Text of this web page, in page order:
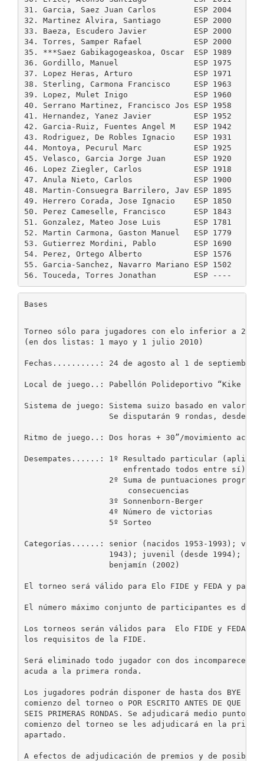
31. Garcia, Saez Juan Carlos        ESP 2004
32. Martinez Alvira, Santiago       ESP 2000
33. Baeza, Escudero Javier          ESP 2000
34. Torres, Samper Rafael           ESP 2000
35. ***Saez Gabikagogeaskoa, Oscar  ESP 1989
36. Gordillo, Manuel                ESP 1975
37. Lopez Heras, Arturo             ESP 1971
38. Sterling, Carmona Francisco     ESP 1963
39. Lopez, Mulet Inigo              ESP 1960
40. Serrano Martinez, Francisco Jos ESP 1958
41. Hernandez, Yanez Javier         ESP 1952
42. Garcia-Ruiz, Fuentes Angel M    ESP 1942
43. Rodriguez, De Robles Ignacio    ESP 1931
44. Montoya, Pecurul Marc           ESP 1925
45. Velasco, Garcia Jorge Juan      ESP 1920
46. Lopez Ziegler, Carlos           ESP 1918
47. Anula Nieto, Carlos             ESP 1900
48. Martin-Consuegra Barrilero, Jav ESP 1895
49. Herrero Corada, Jose Ignacio    ESP 1850
50. Perez Cameselle, Francisco      ESP 1843
51. Gonzalez, Mateo Jose Luis       ESP 1781
52. Martin Carmona, Gaston Manuel   ESP 1779
53. Gutierrez Mordini, Pablo        ESP 1690
54. Perez, Ortego Alberto           ESP 1576
55. Garcia-Sanchez, Navarro Mariano ESP 1502
Bases
Torneo sólo para jugadores con elo inferior a 2000
(en dos listas: 1 mayo y 1 julio 2010)
Fechas..........: 24 de agosto al 1 de septiembre
Local de juego..: Pabellón Polideportivo “Kike
Sistema de juego: Sistema suizo basado en
Se disputarán 9 rondas, desde
Ritmo de juego..: Dos horas + 30”/movimiento
Desempates......: 1º Resultado particular
                     enfrentado todos entre sí)
2º Suma de puntuaciones
                      consecuencias
                  3º Sonnenborn-Berger
                  4º Número de victorias
                  5º Sorteo
Categorías......: senior (nacidos 1953-1993);
1943); juvenil (desde 1994);
                  benjamín (2002)
El torneo será válido para Elo FIDE y FEDA y para
El número máximo conjunto de participantes es de
Los torneos serán válidos para  Elo FIDE y FEDA
los requisitos de la FIDE.
Será eliminado todo jugador con dos
acuda a la primera ronda.
Los jugadores podrán disponer de hasta dos BYE
comienzo del torneo o POR ESCRITO ANTES DE QUE
SEIS PRIMERAS RONDAS. Se adjudicará medio
comienzo del torneo se les adjudicará en la
apartado.
A efectos de adjudicación de premios y de